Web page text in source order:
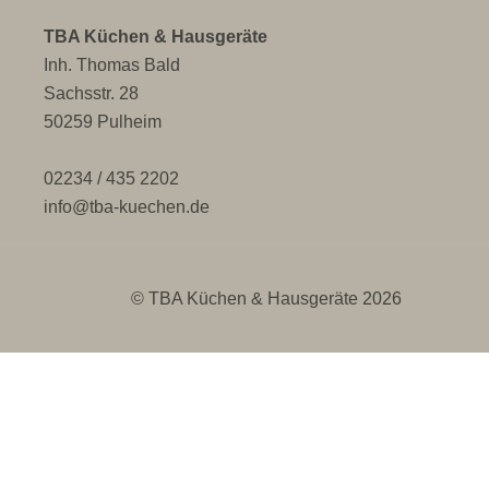
TBA Küchen & Hausgeräte
Inh. Thomas Bald
Sachsstr. 28
50259 Pulheim
02234 / 435 2202
info@tba-kuechen.de
© TBA Küchen & Hausgeräte 2026